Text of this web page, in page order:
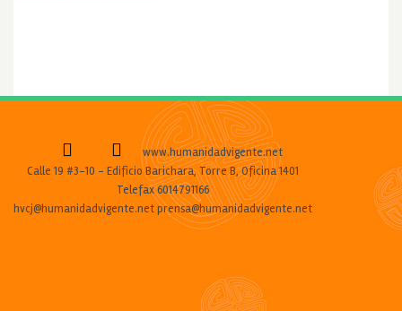
www.humanidadvigente.net
Calle 19 #3-10 - Edificio Barichara, Torre B, Oficina 1401
Telefax 6014791166
hvcj@humanidadvigente.net prensa@humanidadvigente.net